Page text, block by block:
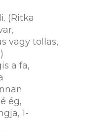
(Ritka
vagy tollas,
a fa,
ég,
1-